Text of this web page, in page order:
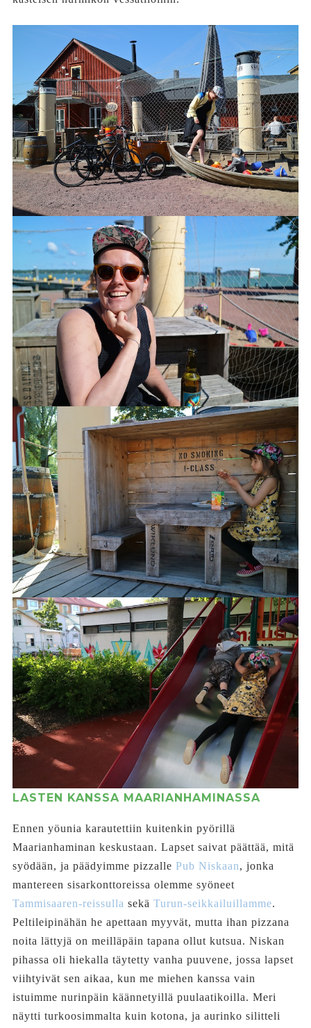
LASTEN KANSSA MAARIANHAMINASSA
Ennen yöunia karautettiin kuitenkin pyörillä
Maarianhaminan keskustaan. Lapset saivat päättää, mitä
syödään, ja päädyimme pizzalle Pub Niskaan, jonka
mantereen sisarkonttoreissa olemme syöneet
Tammisaaren-reissulla sekä Turun-seikkailuillamme.
Peltileipinähän he apettaan myyvät, mutta ihan pizzana
noita lättyjä on meilläpäin tapana ollut kutsua. Niskan
pihassa oli hiekalla täytetty vanha puuvene, jossa lapset
viihtyivät sen aikaa, kun me miehen kanssa vain
istuimme nurinpäin käännetyillä puulaatikoilla. Meri
näytti turkoosimmalta kuin kotona, ja aurinko silitteli